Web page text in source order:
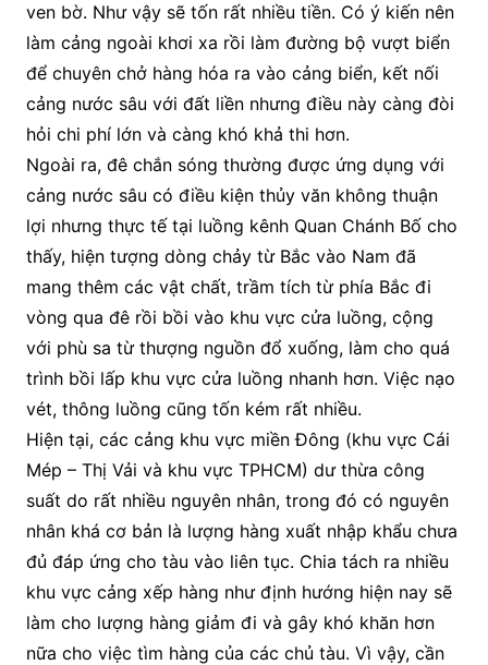
ven bờ. Như vậy sẽ tốn rất nhiều tiền. Có ý kiến nên
làm cảng ngoài khơi xa rồi làm đường bộ vượt biển
để chuyên chở hàng hóa ra vào cảng biển, kết nối
cảng nước sâu với đất liền nhưng điều này càng đòi
hỏi chi phí lớn và càng khó khả thi hơn.
Ngoài ra, đê chắn sóng thường được ứng dụng với
cảng nước sâu có điều kiện thủy văn không thuận
lợi nhưng thực tế tại luồng kênh Quan Chánh Bố cho
thấy, hiện tượng dòng chảy từ Bắc vào Nam đã
mang thêm các vật chất, trầm tích từ phía Bắc đi
vòng qua đê rồi bồi vào khu vực cửa luồng, cộng
với phù sa từ thượng nguồn đổ xuống, làm cho quá
trình bồi lấp khu vực cửa luồng nhanh hơn. Việc nạo
vét, thông luồng cũng tốn kém rất nhiều.
Hiện tại, các cảng khu vực miền Đông (khu vực Cái
Mép – Thị Vải và khu vực TPHCM) dư thừa công
suất do rất nhiều nguyên nhân, trong đó có nguyên
nhân khá cơ bản là lượng hàng xuất nhập khẩu chưa
đủ đáp ứng cho tàu vào liên tục. Chia tách ra nhiều
khu vực cảng xếp hàng như định hướng hiện nay sẽ
làm cho lượng hàng giảm đi và gây khó khăn hơn
nữa cho việc tìm hàng của các chủ tàu. Vì vậy, cần